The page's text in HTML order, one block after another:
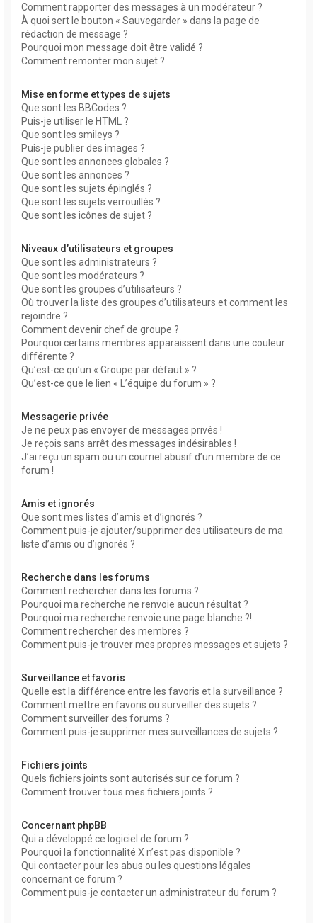
Comment rapporter des messages à un modérateur ?
À quoi sert le bouton « Sauvegarder » dans la page de
rédaction de message ?
Pourquoi mon message doit être validé ?
Comment remonter mon sujet ?
Mise en forme et types de sujets
Que sont les BBCodes ?
Puis-je utiliser le HTML ?
Que sont les smileys ?
Puis-je publier des images ?
Que sont les annonces globales ?
Que sont les annonces ?
Que sont les sujets épinglés ?
Que sont les sujets verrouillés ?
Que sont les icônes de sujet ?
Niveaux d’utilisateurs et groupes
Que sont les administrateurs ?
Que sont les modérateurs ?
Que sont les groupes d’utilisateurs ?
Où trouver la liste des groupes d’utilisateurs et comment les
rejoindre ?
Comment devenir chef de groupe ?
Pourquoi certains membres apparaissent dans une couleur
différente ?
Qu’est-ce qu’un « Groupe par défaut » ?
Qu’est-ce que le lien « L’équipe du forum » ?
Messagerie privée
Je ne peux pas envoyer de messages privés !
Je reçois sans arrêt des messages indésirables !
J’ai reçu un spam ou un courriel abusif d’un membre de ce
forum !
Amis et ignorés
Que sont mes listes d’amis et d’ignorés ?
Comment puis-je ajouter/supprimer des utilisateurs de ma
liste d’amis ou d’ignorés ?
Recherche dans les forums
Comment rechercher dans les forums ?
Pourquoi ma recherche ne renvoie aucun résultat ?
Pourquoi ma recherche renvoie une page blanche ?!
Comment rechercher des membres ?
Comment puis-je trouver mes propres messages et sujets ?
Surveillance et favoris
Quelle est la différence entre les favoris et la surveillance ?
Comment mettre en favoris ou surveiller des sujets ?
Comment surveiller des forums ?
Comment puis-je supprimer mes surveillances de sujets ?
Fichiers joints
Quels fichiers joints sont autorisés sur ce forum ?
Comment trouver tous mes fichiers joints ?
Concernant phpBB
Qui a développé ce logiciel de forum ?
Pourquoi la fonctionnalité X n’est pas disponible ?
Qui contacter pour les abus ou les questions légales
concernant ce forum ?
Comment puis-je contacter un administrateur du forum ?